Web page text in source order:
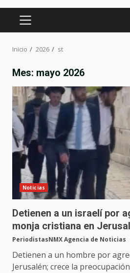
MENÚ
Inicio 2026 st
Mes: mayo 2026
Noticias
Detienen a un israelí por
monja cristiana en
PeriodistasNMX Agencia de Noticias
Detienen a un hombre por
Jerusalén; crece la